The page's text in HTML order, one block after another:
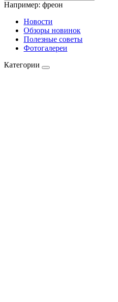
Например: фреон
Новости
Обзоры новинок
Полезные советы
Фотогалереи
Категории